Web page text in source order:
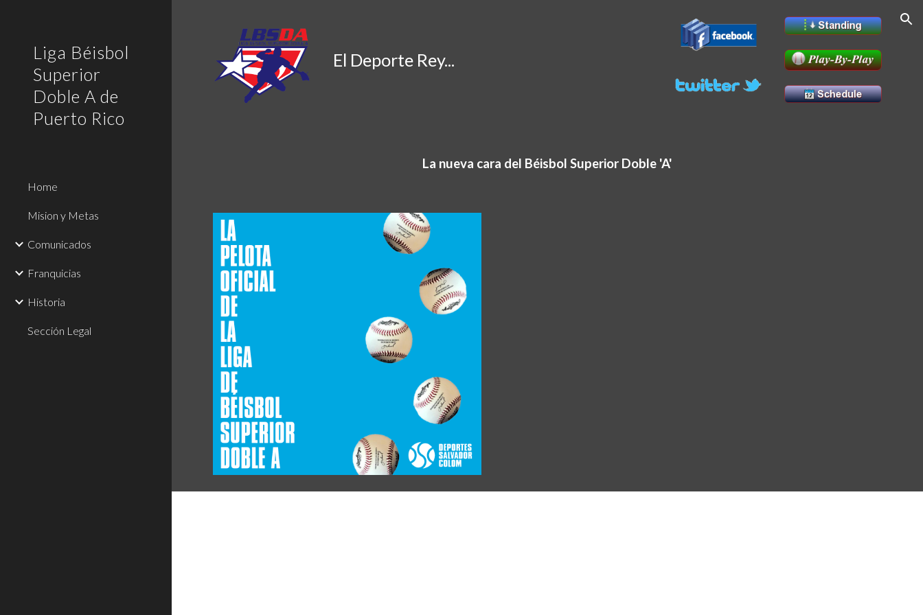
Skip to main content
Liga Béisbol
Superior
Doble A de
Puerto Rico
Home
Mision y Metas
Comunicados
Franquicias
Historia
Sección Legal
El Deporte Rey...
La nueva cara del Béisbol Superior Doble 'A'